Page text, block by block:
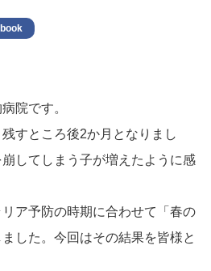
院です。
すところ後2か月となりまし
してしまう子が増えたように感
ア予防の時期に合わせて「春の
した。今回はその結果を皆様と